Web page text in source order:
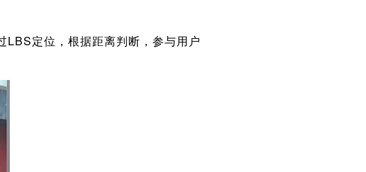
定位，根据距离判断，参与用户